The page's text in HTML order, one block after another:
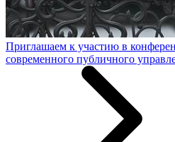
Приглашаем к участию в
современного публичного